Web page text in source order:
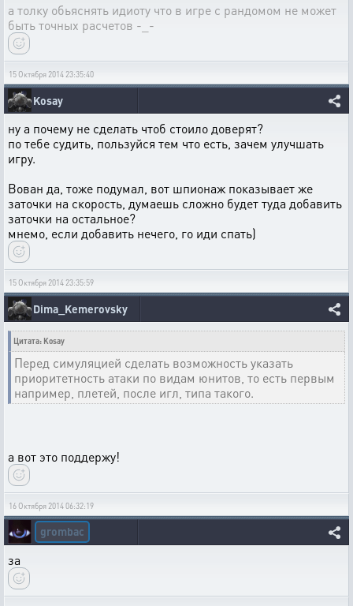
а толку обьяснять идиоту что в игре с рандомом не может
быть точных расчетов -_-
15 Октября 2014 23:35:40
Kosay
ну а почему не сделать чтоб стоило доверят?
по тебе судить, пользуйся тем что есть, зачем улучшать
игру.
Вован да, тоже подумал, вот шпионаж показывает же
заточки на скорость, думаешь сложно будет туда добавить
заточки на остальное?
мнемо, если добавить нечего, го иди спать)
15 Октября 2014 23:35:59
Dima_Kemerovsky
Цитата: Kosay
Перед симуляцией сделать возможность указать
приоритетность атаки по видам юнитов, то есть первым
например, плетей, после игл, типа такого.
а вот это поддержу!
16 Октября 2014 06:32:19
grombac
за